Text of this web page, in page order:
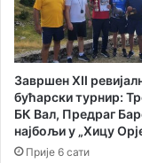
Завршен XII
бућарски турнир:
БК Вал, Предраг
најбољи у „Хицу
Прије 6 сати